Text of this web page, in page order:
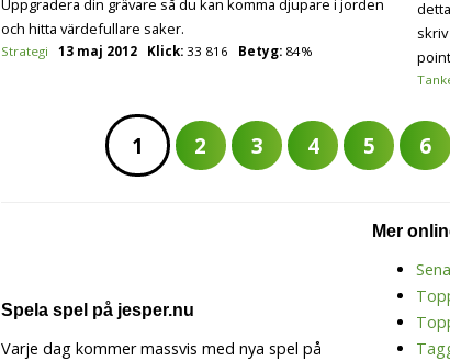
Uppgradera din grävare så du kan komma djupare i jorden
och hitta värdefullare saker.
Strategi 13 maj 2012 Klick: 33 816 Betyg: 84%
1 2 3 4 5 6
Spela spel på jesper.nu
Varje dag kommer massvis med nya spel på
Mer